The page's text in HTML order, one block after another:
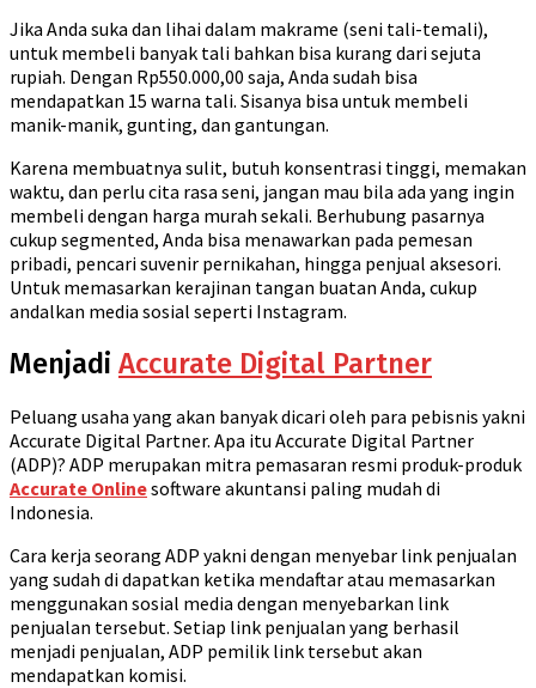
Jika Anda suka dan lihai dalam makrame (seni tali-temali),
untuk membeli banyak tali bahkan bisa kurang dari sejuta
rupiah. Dengan Rp550.000,00 saja, Anda sudah bisa
mendapatkan 15 warna tali. Sisanya bisa untuk membeli
manik-manik, gunting, dan gantungan.
Karena membuatnya sulit, butuh konsentrasi tinggi, memakan
waktu, dan perlu cita rasa seni, jangan mau bila ada yang ingin
membeli dengan harga murah sekali. Berhubung pasarnya
cukup segmented, Anda bisa menawarkan pada pemesan
pribadi, pencari suvenir pernikahan, hingga penjual aksesori.
Untuk memasarkan kerajinan tangan buatan Anda, cukup
andalkan media sosial seperti Instagram.
Menjadi Accurate Digital Partner
Peluang usaha yang akan banyak dicari oleh para pebisnis yakni
Accurate Digital Partner. Apa itu Accurate Digital Partner
(ADP)? ADP merupakan mitra pemasaran resmi produk-produk
Accurate Onlinesoftware akuntansi paling mudah di
Indonesia.
Cara kerja seorang ADP yakni dengan menyebar link penjualan
yang sudah di dapatkan ketika mendaftar atau memasarkan
menggunakan sosial media dengan menyebarkan link
penjualan tersebut. Setiap link penjualan yang berhasil
menjadi penjualan, ADP pemilik link tersebut akan
mendapatkan komisi.